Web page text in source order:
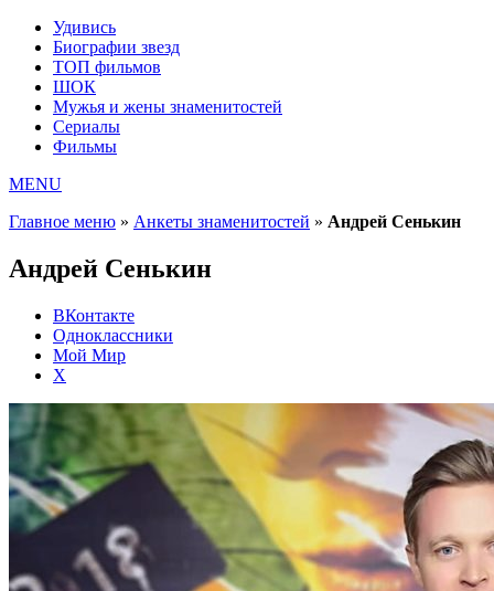
Удивись
Биографии звезд
ТОП фильмов
ШОК
Мужья и жены знаменитостей
Сериалы
Фильмы
MENU
Главное меню » Анкеты знаменитостей » Андрей Сенькин
Андрей Сенькин
ВКонтакте
Одноклассники
Мой Мир
X